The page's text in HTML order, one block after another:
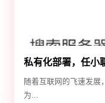
私有化部署，任小
随着互联网的飞速发展
为...